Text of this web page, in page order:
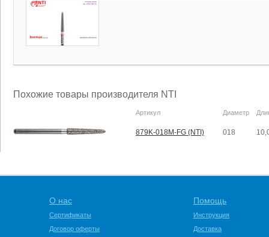
Похожие товары производителя NTI
Артикул Диаметр
879K-018M-FG (NTI) 018
О нас
Сертификаты
Договор оферты
Помощь
Инструкция
Доставка